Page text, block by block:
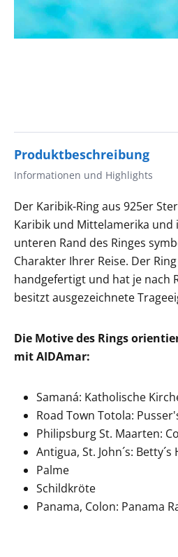
Produktbeschreibung
Informationen und Highlights
Der Karibik-Ring aus 925er
Karibik und Mittelamerika und
unteren Rand des Ringes
Charakter Ihrer Reise. Der
handgefertigt und hat je nach
besitzt ausgezeichnete
Die Motive des Rings
mit AIDAmar:
Samaná: Katholische
Road Town Totola:
Philipsburg St. Maarten:
Antigua, St. John´s: Betty´s
Palme
Schildkröte
Panama, Colon: Panama